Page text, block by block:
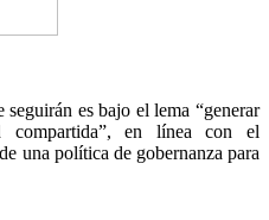
es bajo el lema “generar
compartida”, en línea con el
una política de gobernanza para